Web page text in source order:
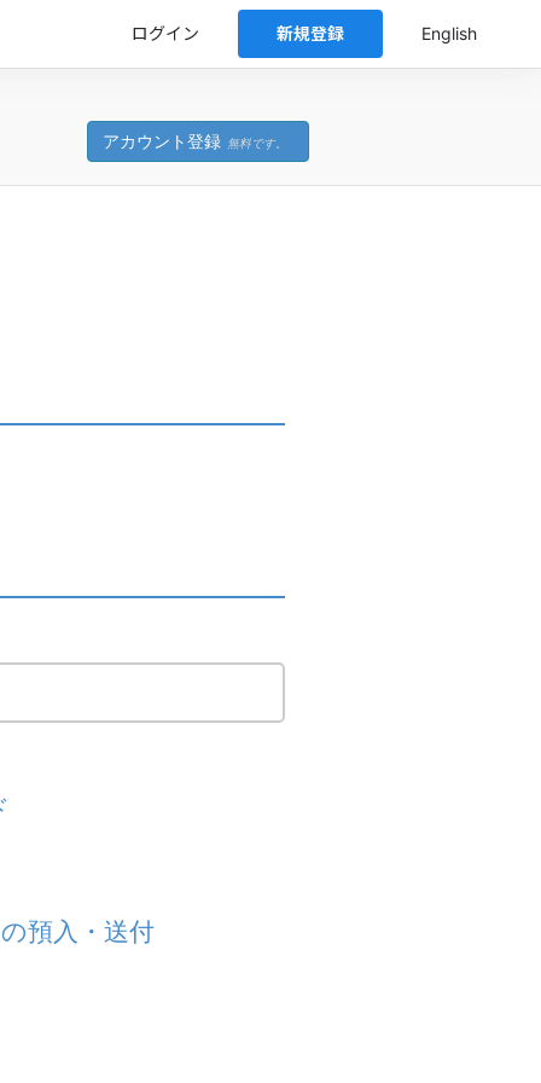
ログイン 新規登録 English
アカウント登録 無料です。
預入・送付